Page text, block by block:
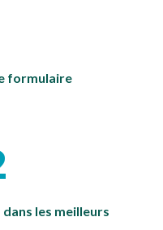
formulaire
les meilleurs